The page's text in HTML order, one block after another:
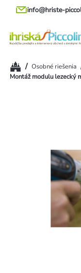
Prejsť
info@hriste-
Domov
/ Osobné riešenia
Montáž modulu lezecký